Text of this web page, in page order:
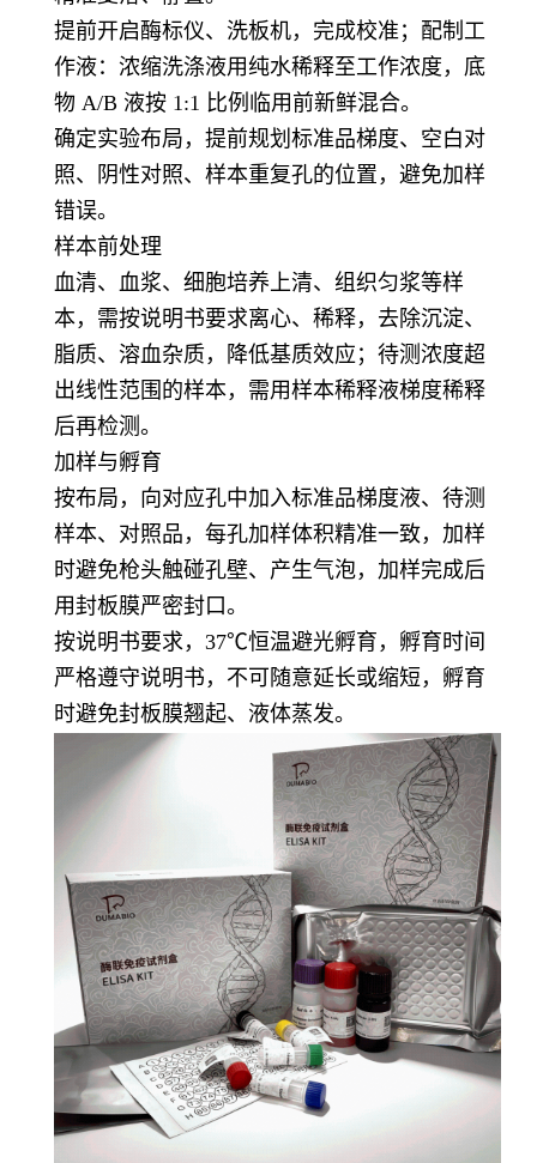
提前开启酶标仪、洗板机，完成校准；配制工
作液：浓缩洗涤液用纯水稀释至工作浓度，底
物 A/B 液按 1:1 比例临用前新鲜混合。
确定实验布局，提前规划标准品梯度、空白对
照、阴性对照、样本重复孔的位置，避免加样
错误。
样本前处理
血清、血浆、细胞培养上清、组织匀浆等样
本，需按说明书要求离心、稀释，去除沉淀、
脂质、溶血杂质，降低基质效应；待测浓度超
出线性范围的样本，需用样本稀释液梯度稀释
后再检测。
加样与孵育
按布局，向对应孔中加入标准品梯度液、待测
样本、对照品，每孔加样体积精准一致，加样
时避免枪头触碰孔壁、产生气泡，加样完成后
用封板膜严密封口。
按说明书要求，37℃恒温避光孵育，孵育时间
严格遵守说明书，不可随意延长或缩短，孵育
时避免封板膜翘起、液体蒸发。